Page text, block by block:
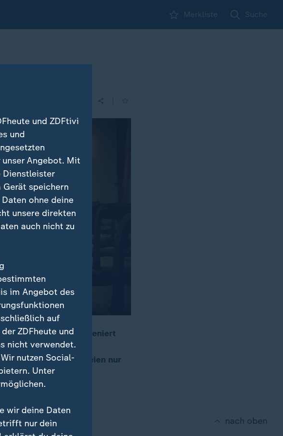
Merkliste Suche
Björn Höcke inszeniert
Partei nutzt das
die anderen Parteien nur
nach oben
und ZDFtivi
und
Angebot. Mit
Dienstleister
speichern
ohne deine
unsere direkten
auch nicht zu
im Angebot des
auf
ZDFheute und
nicht verwendet.
nutzen Social-
Unter
wir deine Daten
nur dein